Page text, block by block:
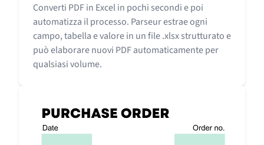
Converti PDF in Excel in pochi secondi e poi
automatizza il processo. Parseur estrae ogni
campo, tabella e valore in un file .xlsx strutturato e
può elaborare nuovi PDF automaticamente per
qualsiasi volume.